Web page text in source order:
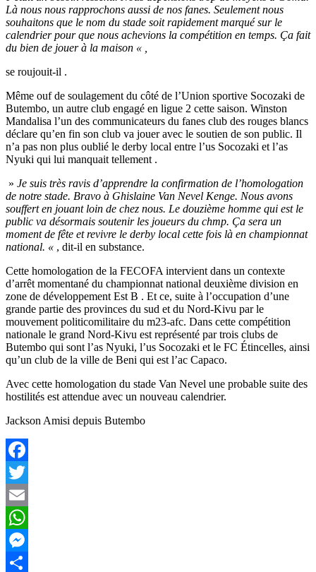
Là nous nous rapprochons aussi de nos fanes. Seulement nous
souhaitons que le nom du stade soit rapidement marqué sur le
calendrier pour que nous achevions la compétition en temps. Ça fait
du bien de jouer à la maison « ,
se roujouit-il .
Même ouf de soulagement du côté de l’Union sportive Socozaki de
Butembo, un autre club engagé en ligue 2 cette saison. Winston
Mandalisa l’un des communicateurs du fanes club des rouges blancs
déclare qu’en fin son club va jouer avec le soutien de son public. Il
n’a pas non plus oublié le derby local entre l’us Socozaki et l’as
Nyuki qui lui manquait tellement .
» Je suis très ravis d’apprendre la confirmation de l’homologation
de notre stade. Bravo à Ghislaine Van Nevel Kenge. Nous avons
souffert en jouant loin de chez nous. Le douzième homme qui est le
public va désormais soutenir les joueurs du chmp. Ça sera un
moment de fête et revivre le derby local cette fois là en championnat
national. « , dit-il en substance.
Cette homologation de la FECOFA intervient dans un contexte
d’arrêt momentané du championnat national deuxième division en
zone de développement Est B . Et ce, suite à l’occupation d’une
grande partie des provinces du sud et du Nord-Kivu par le
mouvement politicomilitaire du m23-afc. Dans cette compétition
nationale le grand Nord-Kivu est représenté par trois clubs de
Butembo qui sont l’as Nyuki, l’us Socozaki et le FC Étincelles, ainsi
qu’un club de la ville de Beni qui est l’ac Capaco.
Avec cette homologation du stade Van Nevel une probable suite des
hostilités est attendue avec un nouveau calendrier.
Jackson Amisi depuis Butembo
Facebook
Twitter
Email
WhatsApp
Messenger